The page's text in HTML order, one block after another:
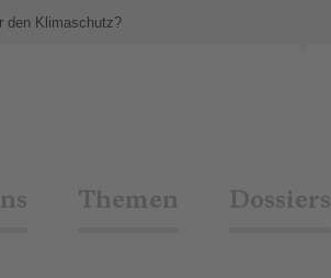
den Klimaschutz?
Themen Dossiers